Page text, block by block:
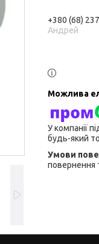
+380 (68)
Андрей
У компанії
будь-який
повернення